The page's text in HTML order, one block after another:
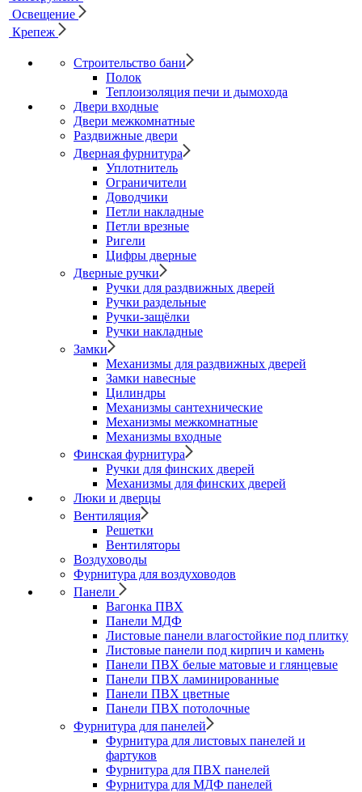
Освещение
Крепеж
Строительство бани
Полок
Теплоизоляция печи и дымохода
Двери входные
Двери межкомнатные
Раздвижные двери
Дверная фурнитура
Уплотнитель
Ограничители
Доводчики
Петли накладные
Петли врезные
Ригели
Цифры дверные
Дверные ручки
Ручки для раздвижных дверей
Ручки раздельные
Ручки-защёлки
Ручки накладные
Замки
Механизмы для раздвижных дверей
Замки навесные
Цилиндры
Механизмы сантехнические
Механизмы межкомнатные
Механизмы входные
Финская фурнитура
Ручки для финских дверей
Механизмы для финских дверей
Люки и дверцы
Вентиляция
Решетки
Вентиляторы
Воздуховоды
Фурнитура для воздуховодов
Панели
Вагонка ПВХ
Панели МДФ
Листовые панели влагостойкие под плитку
Листовые панели под кирпич и камень
Панели ПВХ белые матовые и глянцевые
Панели ПВХ ламинированные
Панели ПВХ цветные
Панели ПВХ потолочные
Фурнитура для панелей
Фурнитура для листовых панелей и
фартуков
Фурнитура для ПВХ панелей
Фурнитура для МДФ панелей